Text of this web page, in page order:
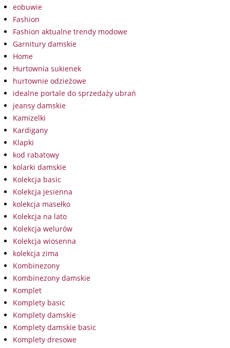
eobuwie
Fashion
Fashion aktualne trendy modowe
Garnitury damskie
Home
Hurtownia sukienek
hurtownie odzieżowe
idealne portale do sprzedaży ubrań
jeansy damskie
Kamizelki
Kardigany
Klapki
kod rabatowy
kolarki damskie
Kolekcja basic
Kolekcja jesienna
kolekcja masełko
Kolekcja na lato
Kolekcja welurów
Kolekcja wiosenna
kolekcja zima
Kombinezony
Kombinezony damskie
Komplet
Komplety basic
Komplety damskie
Komplety damskie basic
Komplety dresowe